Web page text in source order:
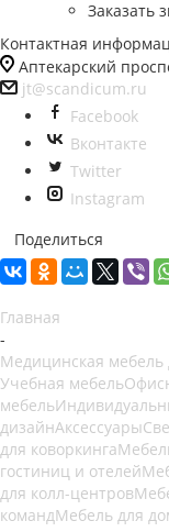
Заказать
Контактная
Аптекарский
jt@scandicum.ru
Facebook
Вконтакте
Twitter
Instagram
Поделиться
Главная
-
Медицинская мебель
Учебная мебель
мебель
дизайнАксессуары
для коворкинга
гостиниц и отелей
для колл-центров
командМебель для